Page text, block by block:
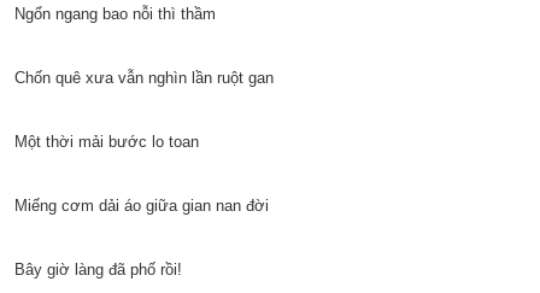
Ngổn ngang bao nỗi thì thầm
Chốn quê xưa vẫn nghìn lần ruột gan
Một thời mải bước lo toan
Miếng cơm dải áo giữa gian nan đời
Bây giờ làng đã phố rồi!